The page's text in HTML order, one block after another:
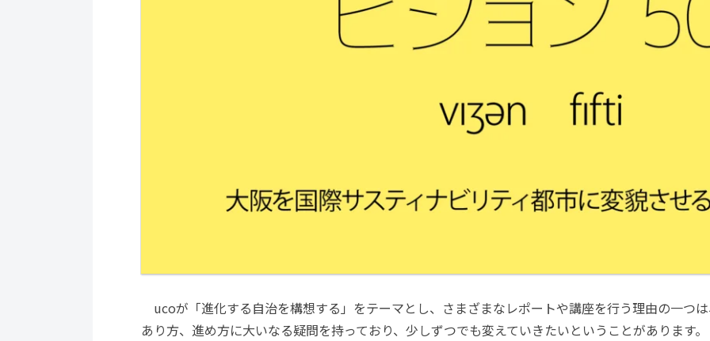
ucoが「進化する自治を構想する」をテーマとし、さまざまなレポートや講座を行う理由の一つ
あり方、進め方に大いなる疑問を持っており、少しずつでも変えていきたいということがあります。